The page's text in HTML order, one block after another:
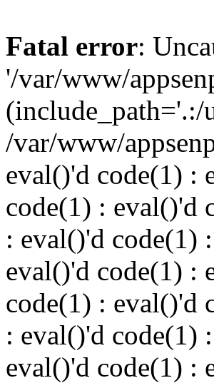
Fatal error:
'/var/www/
(include_path='.:/
/var/www/
eval()'d code(1) :
code(1) : eval()'d
: eval()'d code(1)
eval()'d code(1) :
code(1) : eval()'d
: eval()'d code(1)
eval()'d code(1) :